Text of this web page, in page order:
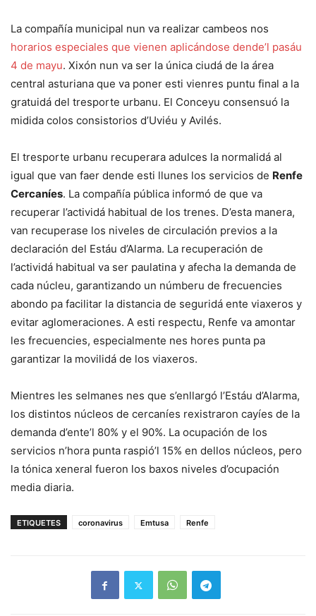
La compañía municipal nun va realizar cambeos nos
horarios especiales que vienen aplicándose dende’l pasáu
4 de mayu. Xixón nun va ser la única ciudá de la área
central asturiana que va poner esti vienres puntu final a la
gratuidá del tresporte urbanu. El Conceyu consensuó la
midida colos consistorios d’Uviéu y Avilés.
El tresporte urbanu recuperara adulces la normalidá al
igual que van faer dende esti llunes los servicios de Renfe
Cercaníes. La compañía pública informó de que va
recuperar l’actividá habitual de los trenes. D’esta manera,
van recuperase los niveles de circulación previos a la
declaración del Estáu d’Alarma. La recuperación de
l’actividá habitual va ser paulatina y afecha la demanda de
cada núcleu, garantizando un númberu de frecuencies
abondo pa facilitar la distancia de seguridá ente viaxeros y
evitar aglomeraciones. A esti respectu, Renfe va amontar
les frecuencies, especialmente nes hores punta pa
garantizar la movilidá de los viaxeros.
Mientres les selmanes nes que s’enllargó l’Estáu d’Alarma,
los distintos núcleos de cercaníes rexistraron cayíes de la
demanda d’ente’l 80% y el 90%. La ocupación de los
servicios n’hora punta raspió’l 15% en dellos núcleos, pero
la tónica xeneral fueron los baxos niveles d’ocupación
media diaria.
ETIQUETES coronavirus Emtusa Renfe